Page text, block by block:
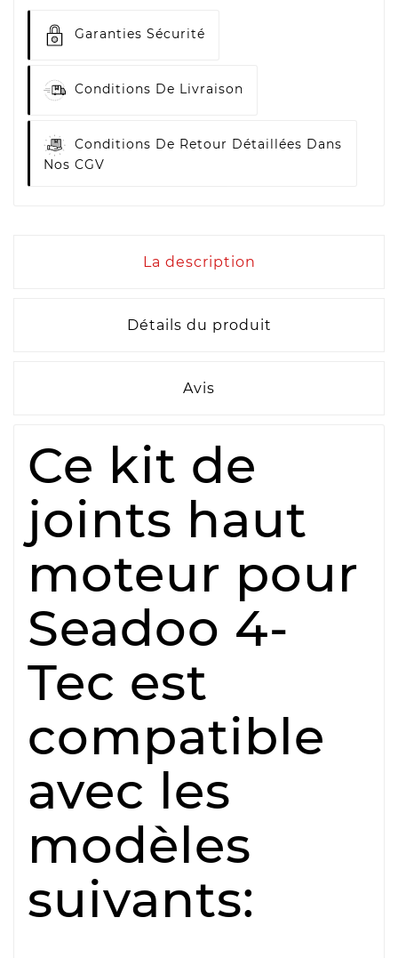
Garanties Sécurité
Conditions De Livraison
Conditions De Retour Détaillées Dans
Nos CGV
La description
Détails du produit
Avis
Ce kit de
joints haut
moteur pour
Seadoo 4-
Tec est
compatible
avec les
modèles
suivants: